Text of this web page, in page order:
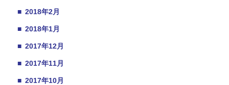
■ 2018年2月
■ 2018年1月
■ 2017年12月
■ 2017年11月
■ 2017年10月